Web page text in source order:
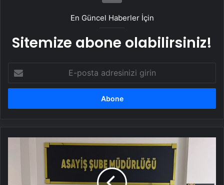
En Güncel Haberler İçin
Sitemize abone olabilirsiniz!
posta
adresinizi